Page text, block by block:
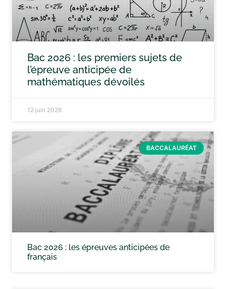
Bac 2026 : les premiers sujets de
l’épreuve anticipée de
mathématiques dévoilés
12 juin 2026
BACCALAURÉAT
Bac 2026 : les épreuves anticipées de
français